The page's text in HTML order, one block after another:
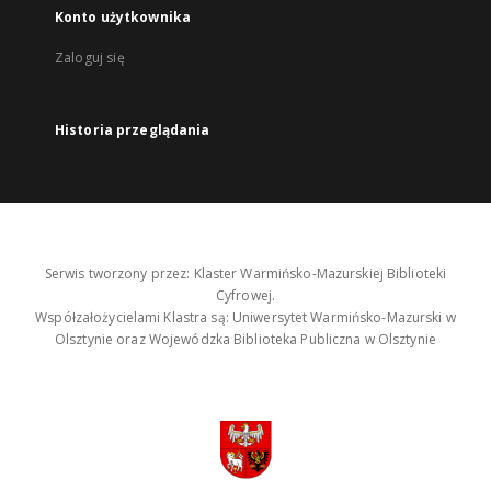
Konto użytkownika
Zaloguj się
Historia przeglądania
Serwis tworzony przez: Klaster Warmińsko-Mazurskiej Biblioteki
Cyfrowej.
Współzałożycielami Klastra są: Uniwersytet Warmińsko-Mazurski w
Olsztynie oraz Wojewódzka Biblioteka Publiczna w Olsztynie